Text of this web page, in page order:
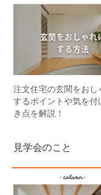
注文住宅の玄関をおし
するポイントや気を付
き点を解説！
見学会のこと